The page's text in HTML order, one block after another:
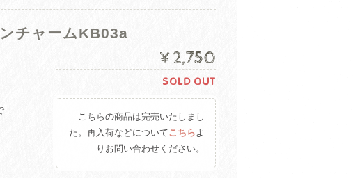
チャームKB03a
¥2,750
SOLD OUT
こちらの商品は完売いたしまし
た。再入荷などについてこちらよ
りお問い合わせください。